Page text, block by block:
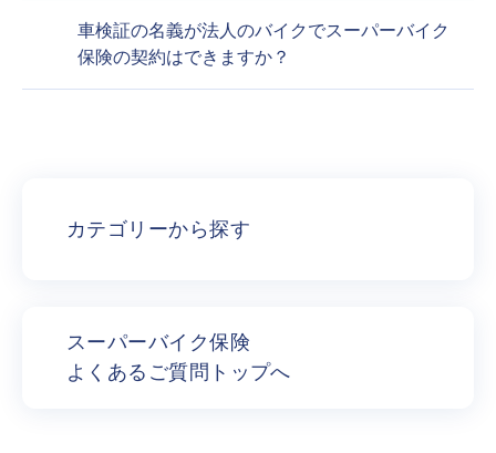
車検証の名義が法人のバイクでスーパーバイク
保険の契約はできますか？
カテゴリーから探す
スーパーバイク保険
よくあるご質問トップへ